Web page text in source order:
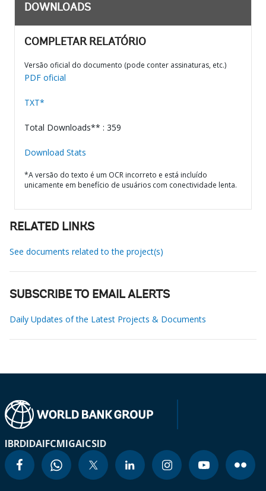
DOWNLOADS
COMPLETAR RELATÓRIO
Versão oficial do documento (pode conter assinaturas, etc.)
PDF oficial
TXT*
Total Downloads** : 359
Download Stats
*A versão do texto é um OCR incorreto e está incluído
unicamente em benefício de usuários com conectividade lenta.
RELATED LINKS
See documents related to the project(s)
SUBSCRIBE TO EMAIL ALERTS
Daily Updates of the Latest Projects & Documents
IBRDIDAIFCMIGAICSID